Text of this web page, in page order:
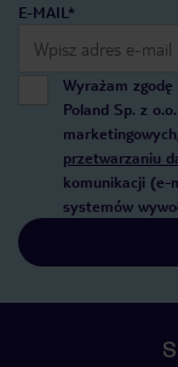
E-MAIL*
Wyrażam
Poland Sp. z
przetwarzaniu
komunikacji (e-
systemów